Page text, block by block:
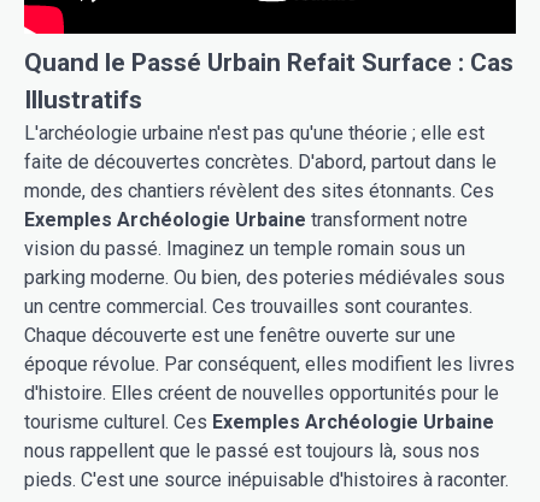
Quand le Passé Urbain Refait Surface : Cas
Illustratifs
L'archéologie urbaine n'est pas qu'une théorie ; elle est
faite de découvertes concrètes. D'abord, partout dans le
monde, des chantiers révèlent des sites étonnants. Ces
Exemples Archéologie Urbaine transforment notre
vision du passé. Imaginez un temple romain sous un
parking moderne. Ou bien, des poteries médiévales sous
un centre commercial. Ces trouvailles sont courantes.
Chaque découverte est une fenêtre ouverte sur une
époque révolue. Par conséquent, elles modifient les livres
d'histoire. Elles créent de nouvelles opportunités pour le
tourisme culturel. Ces Exemples Archéologie Urbaine
nous rappellent que le passé est toujours là, sous nos
pieds. C'est une source inépuisable d'histoires à raconter.